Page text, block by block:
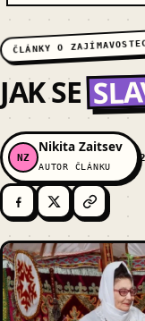
ČLÁNKY O
JAK SE
NZ
Nikita Zaitsev
AUTOR ČLÁNKU